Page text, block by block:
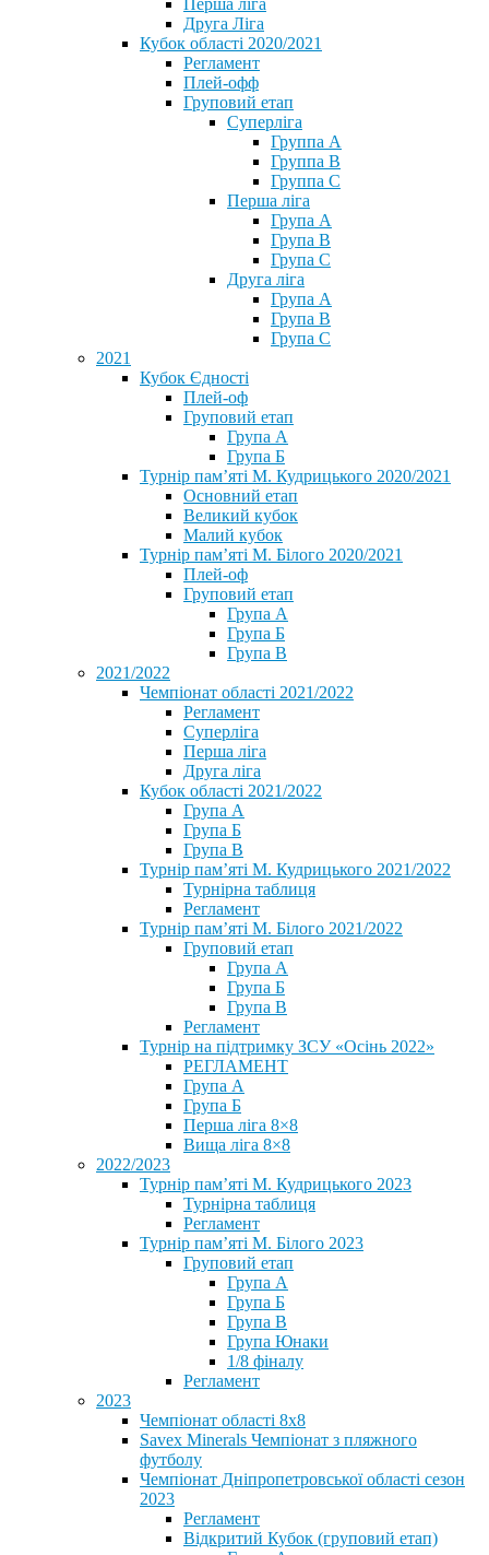
Перша ліга
Друга Ліга
Кубок області 2020/2021
Регламент
Плей-офф
Груповий етап
Суперліга
Группа A
Группа B
Группа C
Перша ліга
Група A
Група B
Група C
Друга ліга
Група A
Група B
Група C
2021
Кубок Єдності
Плей-оф
Груповий етап
Група А
Група Б
Турнір пам’яті М. Кудрицького 2020/2021
Основний етап
Великий кубок
Малий кубок
Турнір пам’яті М. Білого 2020/2021
Плей-оф
Груповий етап
Група А
Група Б
Група В
2021/2022
Чемпіонат області 2021/2022
Регламент
Суперліга
Перша ліга
Друга ліга
Кубок області 2021/2022
Група А
Група Б
Група В
Турнір пам’яті М. Кудрицького 2021/2022
Турнірна таблиця
Регламент
Турнір пам’яті М. Білого 2021/2022
Груповий етап
Група А
Група Б
Група В
Регламент
Турнір на підтримку ЗСУ «Осінь 2022»
РЕГЛАМЕНТ
Група А
Група Б
Перша ліга 8×8
Вища ліга 8×8
2022/2023
Турнір пам’яті М. Кудрицького 2023
Турнірна таблиця
Регламент
Турнір пам’яті М. Білого 2023
Груповий етап
Група А
Група Б
Група В
Група Юнаки
1/8 фіналу
Регламент
2023
Чемпіонат області 8х8
Savex Minerals Чемпіонат з пляжного
футболу
Чемпіонат Дніпропетровської області сезон
2023
Регламент
Відкритий Кубок (груповий етап)